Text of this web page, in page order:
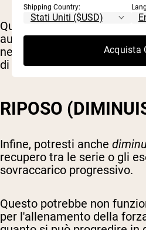
Questo potrebbe
aumento delle ripetizioni,
nel tuo allenamento per
di allenamento maggiore.
RIPOSO
Infine, potresti anche
recupero tra le serie o gli
sovraccarico progressivo.
Questo potrebbe non
per l'allenamento della
Shipping Country:
Acquista